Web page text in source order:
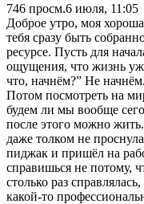
746 просм.6 июля, 11:05
Доброе утро, моя
тебя сразу быть
ресурсе. Пусть для
ощущения, что жизнь
что, начнём?” Не
Потом посмотреть на
будем ли мы вообще
после этого можно
даже толком не
пиджак и пришёл на
справишься не потому,
столько раз
какой-то